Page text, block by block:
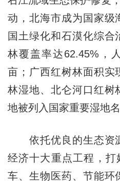
动，北海市成为国家级
国土绿化和石漠化综合
林覆盖率达62.45%，
亩；广西红树林面积实
林湿地、北仑河口红树
地被列入国家重要湿地名
依托优良的生态资
经济十大重点工程，打
车、生物医药、节能环